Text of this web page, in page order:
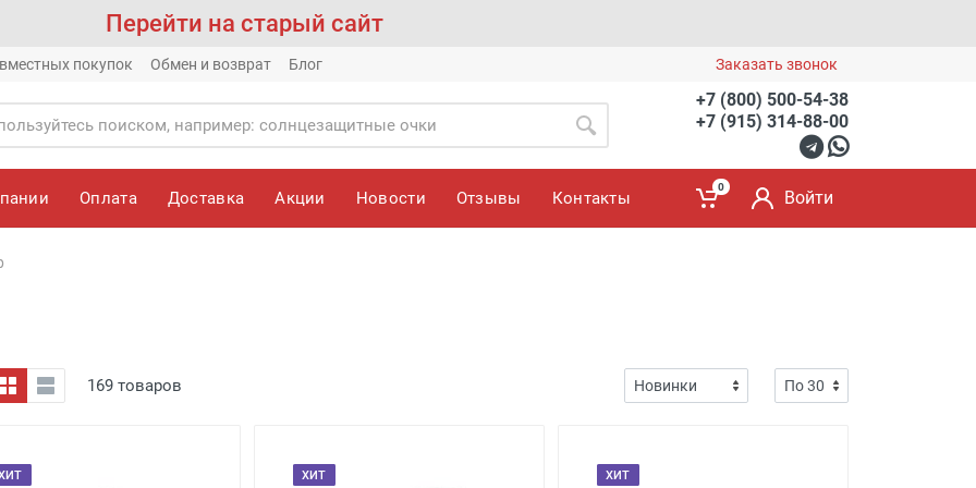
Перейти на старый сайт
покупок Обмен и возврат Блог Заказать звонок
+7 (800) 500-54-38
+7 (915) 314-88-00
Оплата Доставка Акции Новости Отзывы Контакты
0
Войти
169 товаров
ХИТ
ХИТ